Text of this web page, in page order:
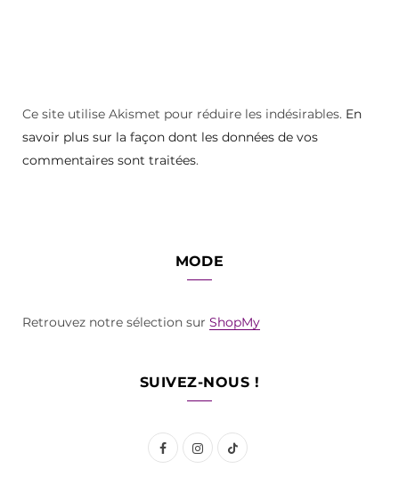
Ce site utilise Akismet pour réduire les indésirables. En
savoir plus sur la façon dont les données de vos
commentaires sont traitées.
MODE
Retrouvez notre sélection sur ShopMy
SUIVEZ-NOUS !
F
I
T